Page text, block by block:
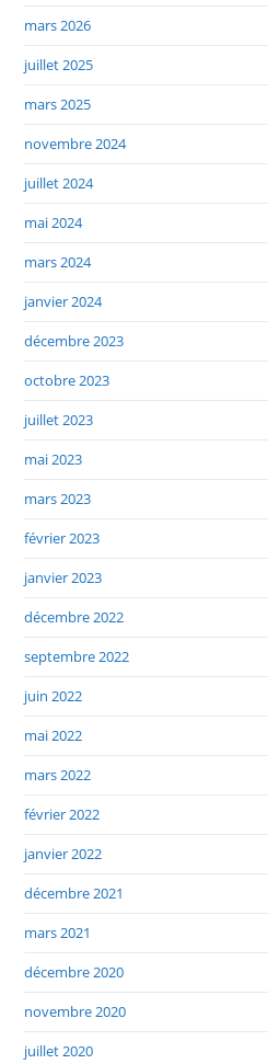
mars 2026
juillet 2025
mars 2025
novembre 2024
juillet 2024
mai 2024
mars 2024
janvier 2024
décembre 2023
octobre 2023
juillet 2023
mai 2023
mars 2023
février 2023
janvier 2023
décembre 2022
septembre 2022
juin 2022
mai 2022
mars 2022
février 2022
janvier 2022
décembre 2021
mars 2021
décembre 2020
novembre 2020
juillet 2020